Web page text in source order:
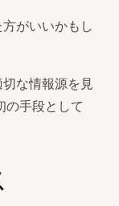
がいいかもし
な情報源を見
の手段として